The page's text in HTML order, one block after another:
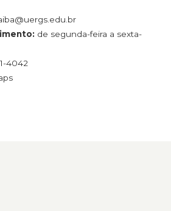
de segunda-feira a sexta-
4042